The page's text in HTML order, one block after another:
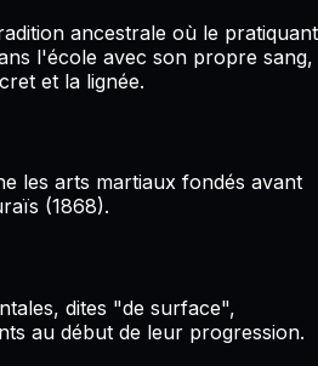
ancestrale où le pratiquant
l'école avec son propre sang,
et la lignée.
les arts martiaux fondés avant
(1868).
dites "de surface",
au début de leur progression.